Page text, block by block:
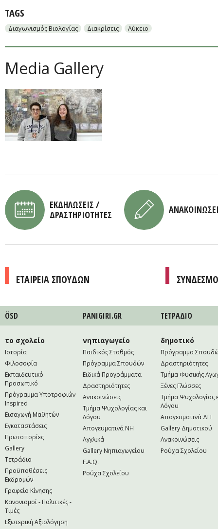
TAGS
Διαγωνισμός Βιολογίας Διακρίσεις Λύκειο
Media Gallery
ΕΚΔΗΛΩΣΕΙΣ /
ΔΡΑΣΤΗΡΙΟΤΗΤΕΣ
ΕΤΑΙΡΕΙΑ ΣΠΟΥΔΩΝ
ÖSD PANIGIRI.GR ΤΕΤΡAΔΙΟ
το σχολείο
Ιστορία
Φιλοσοφία
Εκπαιδευτικό
Προσωπικό
Πρόγραμμα Υποτροφιών
Inspired
Εισαγωγή Μαθητών
Εγκαταστάσεις
Πρωτοπορίες
Gallery
Τετράδιο
Προϋποθέσεις
Εκδρομών
Γραφείο Κίνησης
Κανονισμοί - Πολιτικές -
Τιμές
Εξωτερική Αξιολόγηση
νηπιαγωγείο
Παιδικός Σταθμός
Πρόγραμμα Σπουδών
Ειδικά Προγράμματα
Δραστηριότητες
Ανακοινώσεις
Τμήμα Ψυχολογίας και
Λόγου
Απογευματινά NH
Αγγλικά
Gallery Νηπιαγωγείου
F.A.Q.
Ρούχα Σχολείου
δημοτικό
Πρόγραμμα
Δραστηριότητες
Τμήμα Φυσικής
Ξένες Γλώσσες
Τμήμα Ψυχολογίας
Λόγου
Απογευματινά ΔΗ
Gallery Δημοτικού
Ανακοινώσεις
Ρούχα Σχολείου